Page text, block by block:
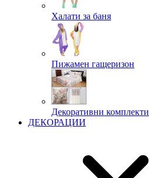
Халати за баня
Пижамен гащеризон
Декоративни комплекти
ДЕКОРАЦИИ